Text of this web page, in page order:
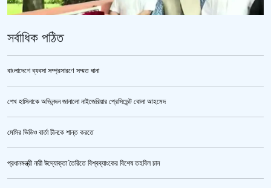
‘জুলাই গণঅভ্যুত্থান স্মৃতি জাদুঘর’ উদ্বোধন করলেন প্রধানমন্ত্রী
সর্বাধিক পঠিত
বাংলাদেশে ব্যবসা সম্প্রসারণে সম্মত ঘানা
শেখ হাসিনাকে অভিনন্দন জানালো নাইজেরিয়ার প্রেসিডেন্ট বোলা আহমেদ
মেসির ভিডিও বার্তা চীনকে শান্ত করতে
প্রধানমন্ত্রী নারী উদ্যোক্তা তৈরিতে বিশ্বব্যাংকের বিশেষ তহবিল চান